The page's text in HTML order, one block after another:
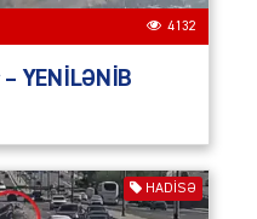
4132
YENİLƏNİB
HADISƏ